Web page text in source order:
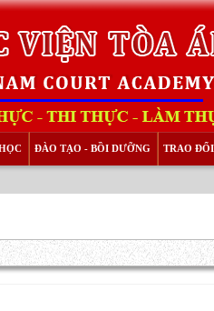
ĐÀO TẠO - BỒI DƯỠNG TRAO